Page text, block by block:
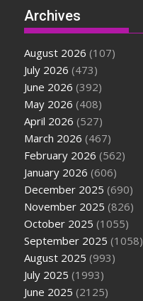
Archives
August 2026 (107)
July 2026 (473)
June 2026 (392)
May 2026 (408)
April 2026 (527)
March 2026 (467)
February 2026 (562)
January 2026 (606)
December 2025 (690)
November 2025 (826)
October 2025 (1055)
September 2025 (1058)
August 2025 (993)
July 2025 (1993)
June 2025 (2125)